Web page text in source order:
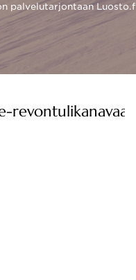
palvelutarjontaan
revontulikanavaa